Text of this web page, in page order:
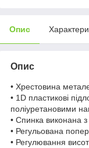
Опис
Опис
• Хрестовина
• 1D пластикові
поліуретановими
• Спинка виконана з
• Регульована
• Регулювання